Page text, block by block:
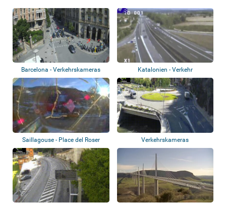
Barcelona - Verkehrskameras Katalonien - Verkehr
Saillagouse - Place del Roser Verkehrskameras